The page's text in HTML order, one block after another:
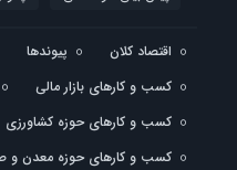
اقتصاد کلان پیوندها
کسب و کارهای بازار مالی
کسب و کارهای حوزه کشاورزی
کسب و کارهای حوزه معدن و